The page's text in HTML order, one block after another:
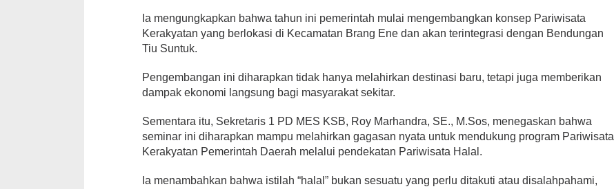
Ia mengungkapkan bahwa tahun ini pemerintah mulai mengembangkan konsep Pariwisata
Kerakyatan yang berlokasi di Kecamatan Brang Ene dan akan terintegrasi dengan Bendungan
Tiu Suntuk.
Pengembangan ini diharapkan tidak hanya melahirkan destinasi baru, tetapi juga memberikan
dampak ekonomi langsung bagi masyarakat sekitar.
Sementara itu, Sekretaris 1 PD MES KSB, Roy Marhandra, SE., M.Sos, menegaskan bahwa
seminar ini diharapkan mampu melahirkan gagasan nyata untuk mendukung program Pariwisata
Kerakyatan Pemerintah Daerah melalui pendekatan Pariwisata Halal.
Ia menambahkan bahwa istilah “halal” bukan sesuatu yang perlu ditakuti atau disalahpahami,